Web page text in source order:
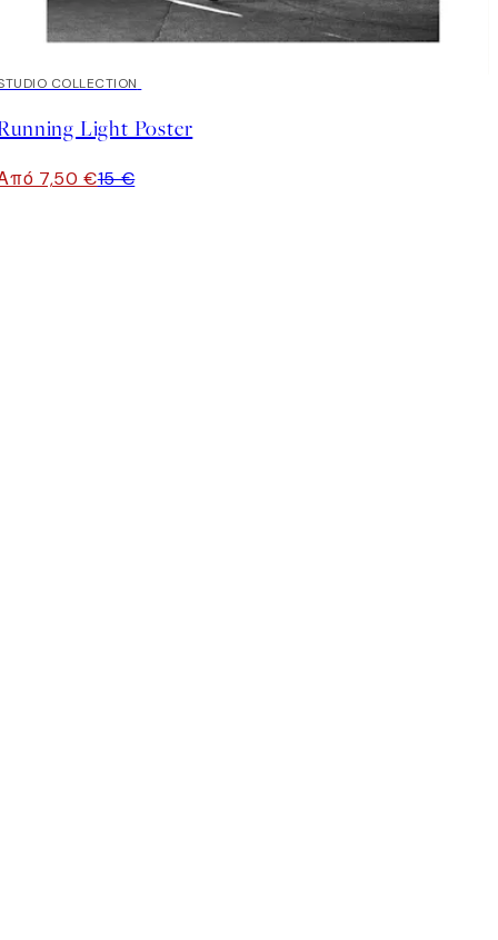
COLLECTION
Light Poster
7,50 €15 €